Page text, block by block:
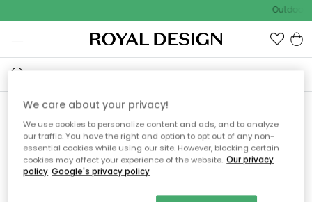
Outdoor
Emme valitettavasti löydä
etsimääsi sivua
We care about your privacy!
We use cookies to personalize content and ads, and to analyze
our traffic. You have the right and option to opt out of any non-
essential cookies while using our site. However, blocking certain
cookies may affect your experience of the website. Our privacy
policy Google's privacy policy